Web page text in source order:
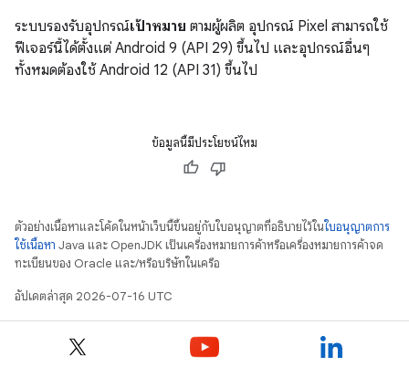
ระบบรองรับอุปกรณ์เป้าหมาย ตามผู้ผลิต อุปกรณ์ Pixel สามารถใช้
ฟีเจอร์นี้ได้ตั้งแต่ Android 9 (API 29) ขึ้นไป และอุปกรณ์อื่นๆ
ทั้งหมดต้องใช้ Android 12 (API 31) ขึ้นไป
ข้อมูลนี้มีประโยชน์ไหม
ตัวอย่างเนื้อหาและโค้ดในหน้าเว็บนี้ขึ้นอยู่กับใบอนุญาตที่อธิบายไว้ในใบอนุญาตการ
ใช้เนื้อหา Java และ OpenJDK เป็นเครื่องหมายการค้าหรือเครื่องหมายการค้าจด
ทะเบียนของ Oracle และ/หรือบริษัทในเครือ
อัปเดตล่าสุด 2026-07-16 UTC